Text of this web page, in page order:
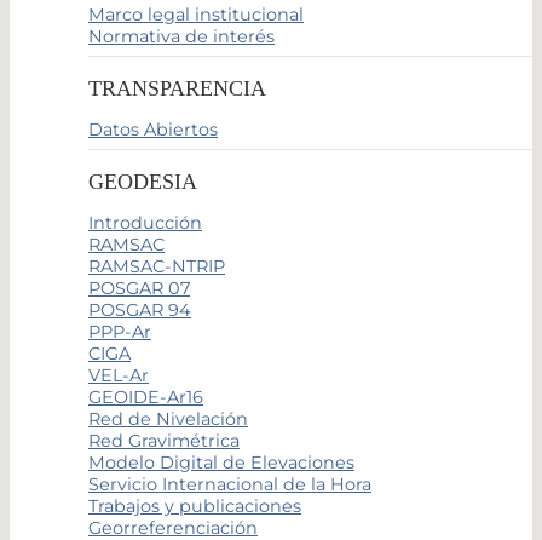
Marco legal institucional
Normativa de interés
TRANSPARENCIA
Datos Abiertos
GEODESIA
Introducción
RAMSAC
RAMSAC-NTRIP
POSGAR 07
POSGAR 94
PPP-Ar
CIGA
VEL-Ar
GEOIDE-Ar16
Red de Nivelación
Red Gravimétrica
Modelo Digital de Elevaciones
Servicio Internacional de la Hora
Trabajos y publicaciones
Georreferenciación